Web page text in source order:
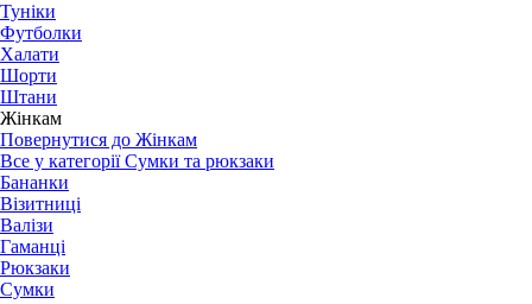
Туніки
Футболки
Халати
Шорти
Штани
Жінкам
Повернутися до Жінкам
Все у категорії Сумки та рюкзаки
Бананки
Візитниці
Валізи
Гаманці
Рюкзаки
Сумки